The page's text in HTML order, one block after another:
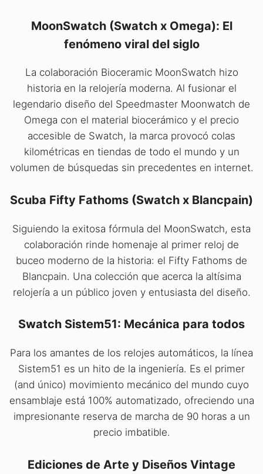
MoonSwatch (Swatch x Omega): El
fenómeno viral del siglo
La colaboración Bioceramic MoonSwatch hizo
historia en la relojería moderna. Al fusionar el
legendario diseño del Speedmaster Moonwatch de
Omega con el material biocerámico y el precio
accesible de Swatch, la marca provocó colas
kilométricas en tiendas de todo el mundo y un
volumen de búsquedas sin precedentes en internet.
Scuba Fifty Fathoms (Swatch x Blancpain)
Siguiendo la exitosa fórmula del MoonSwatch, esta
colaboración rinde homenaje al primer reloj de
buceo moderno de la historia: el Fifty Fathoms de
Blancpain. Una colección que acerca la altísima
relojería a un público joven y entusiasta del diseño.
Swatch Sistem51: Mecánica para todos
Para los amantes de los relojes automáticos, la línea
Sistem51 es un hito de la ingeniería. Es el primer
(and único) movimiento mecánico del mundo cuyo
ensamblaje está 100% automatizado, ofreciendo una
impresionante reserva de marcha de 90 horas a un
precio imbatible.
Ediciones de Arte y Diseños Vintage